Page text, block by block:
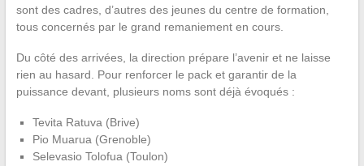
sont des cadres, d’autres des jeunes du centre de formation,
tous concernés par le grand remaniement en cours.
Du côté des arrivées, la direction prépare l’avenir et ne laisse
rien au hasard. Pour renforcer le pack et garantir de la
puissance devant, plusieurs noms sont déjà évoqués :
Tevita Ratuva (Brive)
Pio Muarua (Grenoble)
Selevasio Tolofua (Toulon)